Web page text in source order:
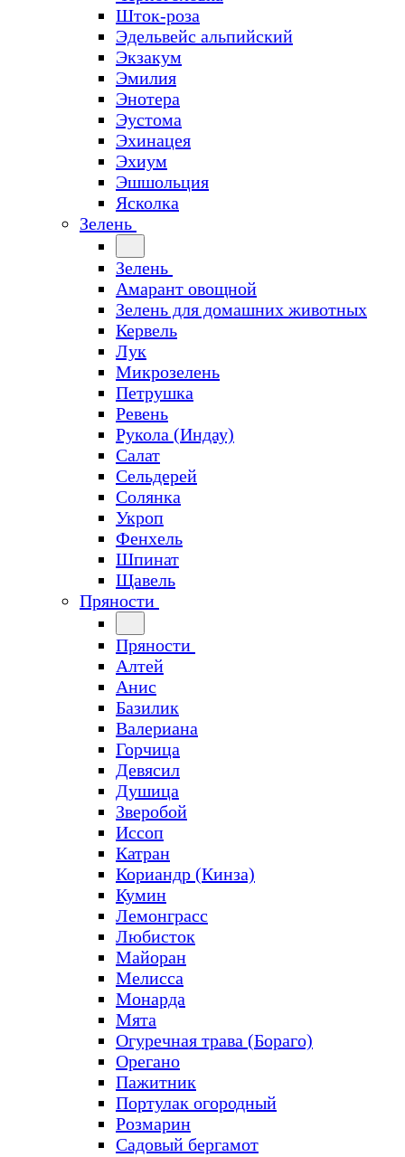
Шток-роза
Эдельвейс альпийский
Экзакум
Эмилия
Энотера
Эустома
Эхинацея
Эхиум
Эшшольция
Ясколка
Зелень
Зелень
Амарант овощной
Зелень для домашних животных
Кервель
Лук
Микрозелень
Петрушка
Ревень
Рукола (Индау)
Салат
Сельдерей
Солянка
Укроп
Фенхель
Шпинат
Щавель
Пряности
Пряности
Алтей
Анис
Базилик
Валериана
Горчица
Девясил
Душица
Зверобой
Иссоп
Катран
Кориандр (Кинза)
Кумин
Лемонграсс
Любисток
Майоран
Мелисса
Монарда
Мята
Огуречная трава (Бораго)
Орегано
Пажитник
Портулак огородный
Розмарин
Садовый бергамот